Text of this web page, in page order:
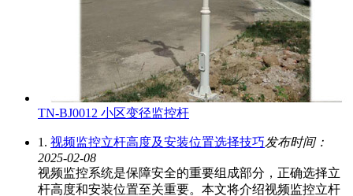
TN-BJ0012 小区变径监控杆
1. 视频监控立杆高度及安装位置选择技巧发布时间：
2025-02-08
视频监控系统是保障安全的重要组成部分，正确选择立
杆高度和安装位置至关重要。本文将介绍视频监控立杆